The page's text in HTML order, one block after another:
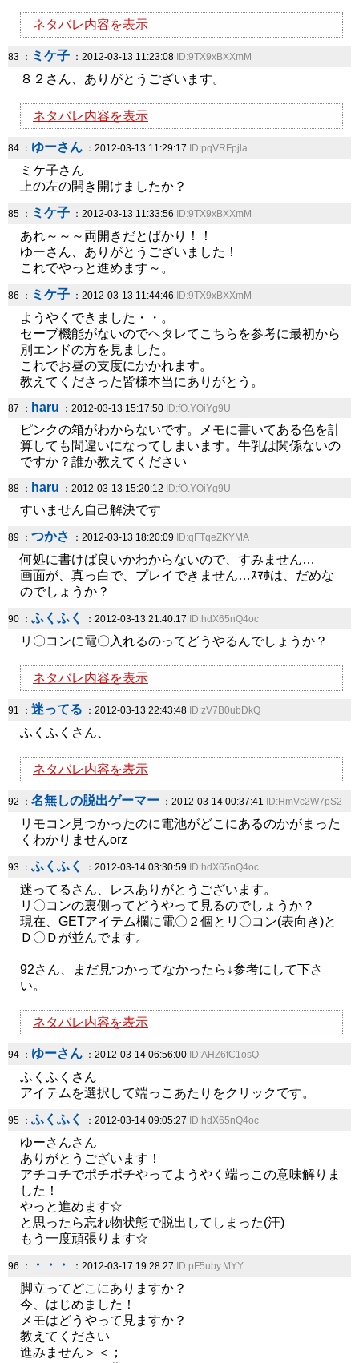
ネタバレ内容を表示
83 ： ミケ子 ：2012-03-13 11:23:08 ID:9TX9xBXXmM
８２さん、ありがとうございます。
ネタバレ内容を表示
84 ： ゆーさん ：2012-03-13 11:29:17 ID:pqVRFpjla.
ミケ子さん
上の左の開き開けましたか？
85 ： ミケ子 ：2012-03-13 11:33:56 ID:9TX9xBXXmM
あれ～～～両開きだとばかり！！
ゆーさん、ありがとうございました！
これでやっと進めます～。
86 ： ミケ子 ：2012-03-13 11:44:46 ID:9TX9xBXXmM
ようやくできました・・。
セーブ機能がないのでヘタレてこちらを参考に最初から
別エンドの方を見ました。
これでお昼の支度にかかれます。
教えてくださった皆様本当にありがとう。
87 ： haru ：2012-03-13 15:17:50 ID:fO.YOiYg9U
ピンクの箱がわからないです。メモに書いてある色を計
算しても間違いになってしまいます。牛乳は関係ないの
ですか？誰か教えてください
88 ： haru ：2012-03-13 15:20:12 ID:fO.YOiYg9U
すいません自己解決です
89 ： つかさ ：2012-03-13 18:20:09 ID:qFTqeZKYMA
何処に書けば良いかわからないので、すみません…
画面が、真っ白で、プレイできません…ｽﾏﾎは、だめな
のでしょうか？
90 ： ふくふく ：2012-03-13 21:40:17 ID:hdX65nQ4oc
リ〇コンに電〇入れるのってどうやるんでしょうか？
ネタバレ内容を表示
91 ： 迷ってる ：2012-03-13 22:43:48 ID:zV7B0ubDkQ
ふくふくさん、
ネタバレ内容を表示
92 ： 名無しの脱出ゲーマー ：2012-03-14 00:37:41 ID:HmVc2W7pS2
リモコン見つかったのに電池がどこにあるのかがまった
くわかりませんorz
93 ： ふくふく ：2012-03-14 03:30:59 ID:hdX65nQ4oc
迷ってるさん、レスありがとうございます。
リ〇コンの裏側ってどうやって見るのでしょうか？
現在、GETアイテム欄に電〇２個とリ〇コン(表向き)と
Ｄ〇Ｄが並んでます。
92さん、まだ見つかってなかったら↓参考にして下さ
い。
ネタバレ内容を表示
94 ： ゆーさん ：2012-03-14 06:56:00 ID:AHZ6fC1osQ
ふくふくさん
アイテムを選択して端っこあたりをクリックです。
95 ： ふくふく ：2012-03-14 09:05:27 ID:hdX65nQ4oc
ゆーさんさん
ありがとうございます！
アチコチでポチポチやってようやく端っこの意味解りま
した！
やっと進めます☆
と思ったら忘れ物状態で脱出してしまった(汗)
もう一度頑張ります☆
96 ： ・・・ ：2012-03-17 19:28:27 ID:pF5uby.MYY
脚立ってどこにありますか？
今、はじめました！
メモはどうやって見ますか？
教えてください
進みません＞＜；